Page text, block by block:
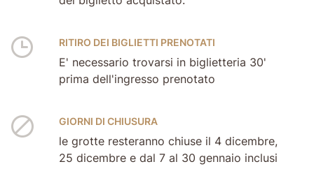
RITIRO DEI BIGLIETTI PRENOTATI
E' necessario trovarsi in biglietteria 30'
prima dell'ingresso prenotato
GIORNI DI CHIUSURA
le grotte resteranno chiuse il 4 dicembre,
25 dicembre e dal 7 al 30 gennaio inclusi